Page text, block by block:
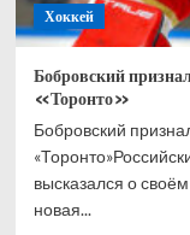
Хоккей
Бобровский
«Торонто»
Бобровский
высказался о
новая...